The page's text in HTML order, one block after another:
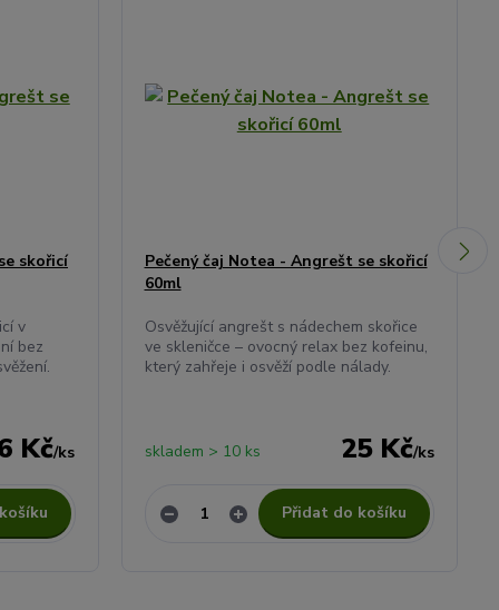
skořicí
v
bez
Kč/ks
Pečený čaj Notea - Angrešt se skořicí
60ml
Osvěžující angrešt s nádechem skořice
ve skleničce – ovocný relax bez kofeinu,
který zahřeje i osvěží podle nálady.
25 Kč/ks
skladem > 10 ks
Přidat do košíku